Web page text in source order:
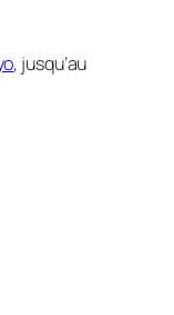
, jusqu’au